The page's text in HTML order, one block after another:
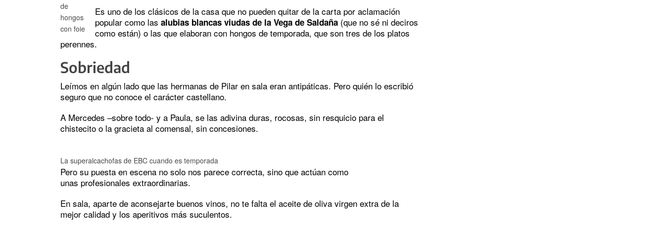
de
hongos
con foie
Es uno de los clásicos de la casa que no pueden quitar de la carta por aclamación
popular como las alubias blancas viudas de la Vega de Saldaña (que no sé ni deciros
como están) o las que elaboran con hongos de temporada, que son tres de los platos
perennes.
Sobriedad
Leímos en algún lado que las hermanas de Pilar en sala eran antipáticas. Pero quién lo escribió
seguro que no conoce el carácter castellano.
A Mercedes –sobre todo- y a Paula, se las adivina duras, rocosas, sin resquicio para el
chistecito o la gracieta al comensal, sin concesiones.
La superalcachofas de EBC cuando es temporada
Pero su puesta en escena no solo nos parece correcta, sino que actúan como
unas profesionales extraordinarias.
En sala, aparte de aconsejarte buenos vinos, no te falta el aceite de oliva virgen extra de la
mejor calidad y los aperitivos más suculentos.